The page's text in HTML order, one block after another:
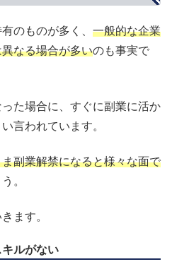
のものが多く、 一般的な企業
なる場合が多いのも事実で
た場合に、すぐに副業に活か
言われています。
副業解禁になると様々な面で
。
ます。
ルがない